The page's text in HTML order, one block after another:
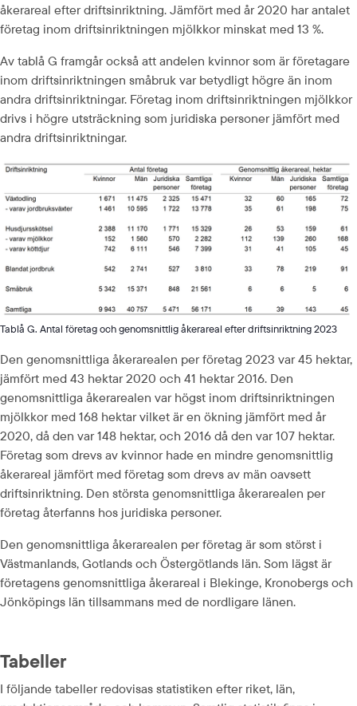
åkerareal efter driftsinriktning. Jämfört med år 2020 har antalet
företag inom driftsinriktningen mjölkkor minskat med 13 %.
Av tablå G framgår också att andelen kvinnor som är företagare
inom driftsinriktningen småbruk var betydligt högre än inom
andra driftsinriktningar. Företag inom driftsinriktningen mjölkkor
drivs i högre utsträckning som juridiska personer jämfört med
andra driftsinriktningar.
Tablå G. Antal företag och genomsnittlig åkerareal efter driftsinriktning 2023
Den genomsnittliga åkerarealen per företag 2023 var 45 hektar,
jämfört med 43 hektar 2020 och 41 hektar 2016. Den
genomsnittliga åkerarealen var högst inom driftsinriktningen
mjölkkor med 168 hektar vilket är en ökning jämfört med år
2020, då den var 148 hektar, och 2016 då den var 107 hektar.
Företag som drevs av kvinnor hade en mindre genomsnittlig
åkerareal jämfört med företag som drevs av män oavsett
driftsinriktning. Den största genomsnittliga åkerarealen per
företag återfanns hos juridiska personer.
Den genomsnittliga åkerarealen per företag är som störst i
Västmanlands, Gotlands och Östergötlands län. Som lägst är
företagens genomsnittliga åkerareal i Blekinge, Kronobergs och
Jönköpings län tillsammans med de nordligare länen.
Tabeller
I följande tabeller redovisas statistiken efter riket, län,